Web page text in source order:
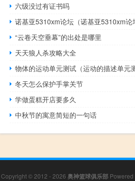
六级没过有证书吗
诺基亚5310xm论坛（诺基亚5310xm论
“云卷天空垂幕”的出处是哪里
天天狼人杀攻略大全
物体的运动单元测试（运动的描述单元
冬天怎么保护手掌关节
学做蛋糕开店要多久
中秋节的寓意简短的一句话
Copyright © 2012 - 2026 奥神篮球俱乐部Powered